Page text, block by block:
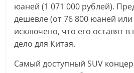
юаней (1 071 000 рублей).
дешевле (от 76 800 юаней
исключено, что его оставят
дело для Китая.
Самый доступный SUV